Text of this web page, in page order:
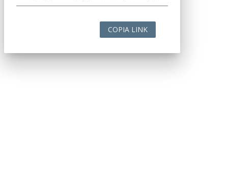
COPIA LINK